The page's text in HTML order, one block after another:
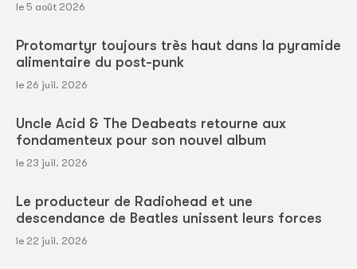
le 5 août 2026
Protomartyr toujours très haut dans la pyramide
alimentaire du post-punk
le 26 juil. 2026
Uncle Acid & The Deabeats retourne aux
fondamenteux pour son nouvel album
le 23 juil. 2026
Le producteur de Radiohead et une
descendance de Beatles unissent leurs forces
le 22 juil. 2026